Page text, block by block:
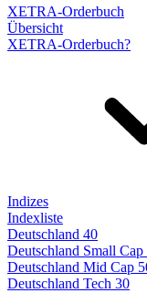
XETRA-Orderbuch
Übersicht
XETRA-Orderbuch?
Indizes
Indexliste
Deutschland 40
Deutschland Small Cap
Deutschland Mid Cap
Deutschland Tech 30